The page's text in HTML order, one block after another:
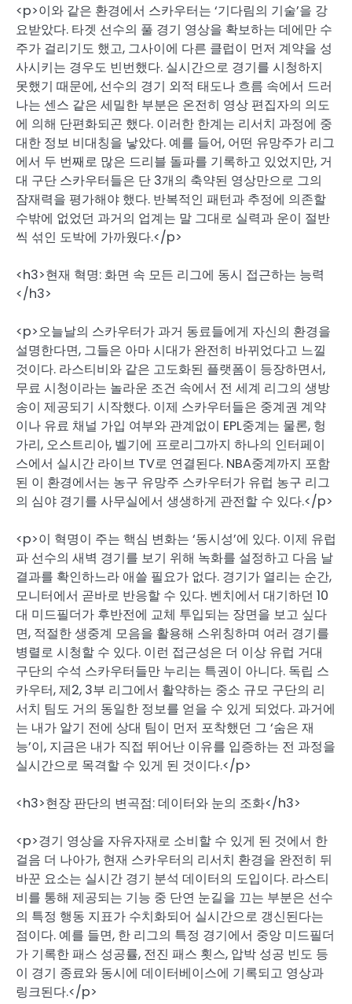
<p>이와 같은 환경에서 스카우터는 ‘기다림의 기술’을 강
요받았다. 타겟 선수의 풀 경기 영상을 확보하는 데에만 수
주가 걸리기도 했고, 그사이에 다른 클럽이 먼저 계약을 성
사시키는 경우도 빈번했다. 실시간으로 경기를 시청하지
못했기 때문에, 선수의 경기 외적 태도나 흐름 속에서 드러
나는 센스 같은 세밀한 부분은 온전히 영상 편집자의 의도
에 의해 단편화되곤 했다. 이러한 한계는 리서치 과정에 중
대한 정보 비대칭을 낳았다. 예를 들어, 어떤 유망주가 리그
에서 두 번째로 많은 드리블 돌파를 기록하고 있었지만, 거
대 구단 스카우터들은 단 3개의 축약된 영상만으로 그의
잠재력을 평가해야 했다. 반복적인 패턴과 추정에 의존할
수밖에 없었던 과거의 업계는 말 그대로 실력과 운이 절반
씩 섞인 도박에 가까웠다.</p>
<h3>현재 혁명: 화면 속 모든 리그에 동시 접근하는 능력
</h3>
<p>오늘날의 스카우터가 과거 동료들에게 자신의 환경을
설명한다면, 그들은 아마 시대가 완전히 바뀌었다고 느낄
것이다. 라스티비와 같은 고도화된 플랫폼이 등장하면서,
무료 시청이라는 놀라운 조건 속에서 전 세계 리그의 생방
송이 제공되기 시작했다. 이제 스카우터들은 중계권 계약
이나 유료 채널 가입 여부와 관계없이 EPL중계는 물론, 헝
가리, 오스트리아, 벨기에 프로리그까지 하나의 인터페이
스에서 실시간 라이브 TV로 연결된다. NBA중계까지 포함
된 이 환경에서는 농구 유망주 스카우터가 유럽 농구 리그
의 심야 경기를 사무실에서 생생하게 관전할 수 있다.</p>
<p>이 혁명이 주는 핵심 변화는 ‘동시성’에 있다. 이제 유럽
파 선수의 새벽 경기를 보기 위해 녹화를 설정하고 다음 날
결과를 확인하느라 애쓸 필요가 없다. 경기가 열리는 순간,
모니터에서 곧바로 반응할 수 있다. 벤치에서 대기하던 10
대 미드필더가 후반전에 교체 투입되는 장면을 보고 싶다
면, 적절한 생중계 모음을 활용해 스위칭하며 여러 경기를
병렬로 시청할 수 있다. 이런 접근성은 더 이상 유럽 거대
구단의 수석 스카우터들만 누리는 특권이 아니다. 독립 스
카우터, 제2, 3부 리그에서 활약하는 중소 규모 구단의 리
서치 팀도 거의 동일한 정보를 얻을 수 있게 되었다. 과거에
는 내가 알기 전에 상대 팀이 먼저 포착했던 그 ‘숨은 재
능’이, 지금은 내가 직접 뛰어난 이유를 입증하는 전 과정을
실시간으로 목격할 수 있게 된 것이다.</p>
<h3>현장 판단의 변곡점: 데이터와 눈의 조화</h3>
<p>경기 영상을 자유자재로 소비할 수 있게 된 것에서 한
걸음 더 나아가, 현재 스카우터의 리서치 환경을 완전히 뒤
바꾼 요소는 실시간 경기 분석 데이터의 도입이다. 라스티
비를 통해 제공되는 기능 중 단연 눈길을 끄는 부분은 선수
의 특정 행동 지표가 수치화되어 실시간으로 갱신된다는
점이다. 예를 들면, 한 리그의 특정 경기에서 중앙 미드필더
가 기록한 패스 성공률, 전진 패스 횟스, 압박 성공 빈도 등
이 경기 종료와 동시에 데이터베이스에 기록되고 영상과
링크된다.</p>